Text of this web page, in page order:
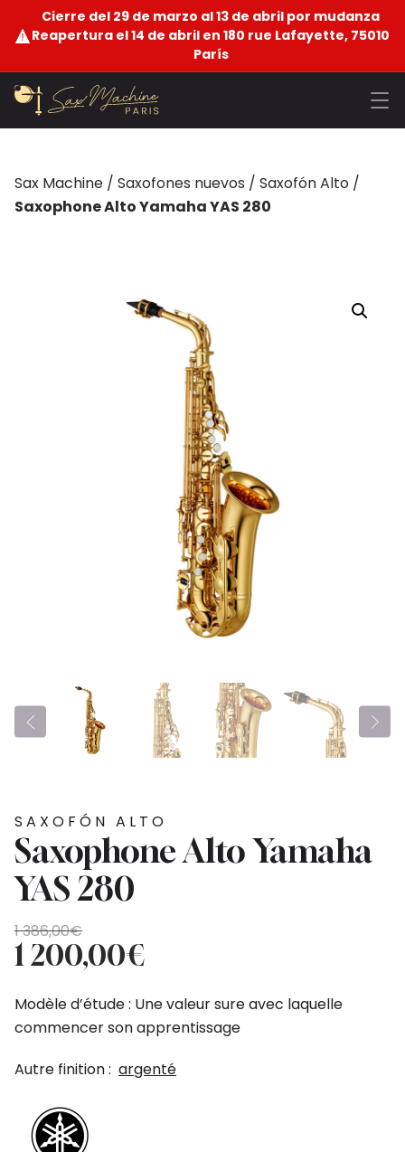
Cierre del 29 de marzo al 13 de abril por mudanza
Reapertura el 14 de abril en 180 rue Lafayette, 75010
París
Sax Machine / Saxofones nuevos / Saxofón Alto /
Saxophone Alto Yamaha YAS 280
SAXOFÓN ALTO
Saxophone Alto Yamaha
YAS 280
1 386,00€
El
precio
original
era:
1
1 200,00€
El
precio
actual
es:
1
Modèle d’étude : Une valeur sure avec laquelle
commencer son apprentissage
Autre finition : argenté